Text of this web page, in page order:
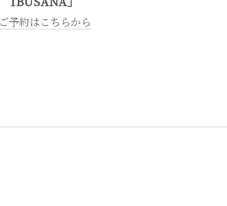
ご予約はこちらから